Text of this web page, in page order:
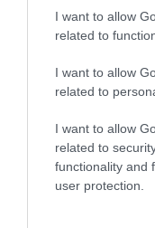
I want to allow
related to
I want to allow
related to
I want to allow
related to
functionality and
user protection.
1861 mellett
megérdemli a
tökéletes úti cél.
ókori görög
festői
tengeri
kijelölt